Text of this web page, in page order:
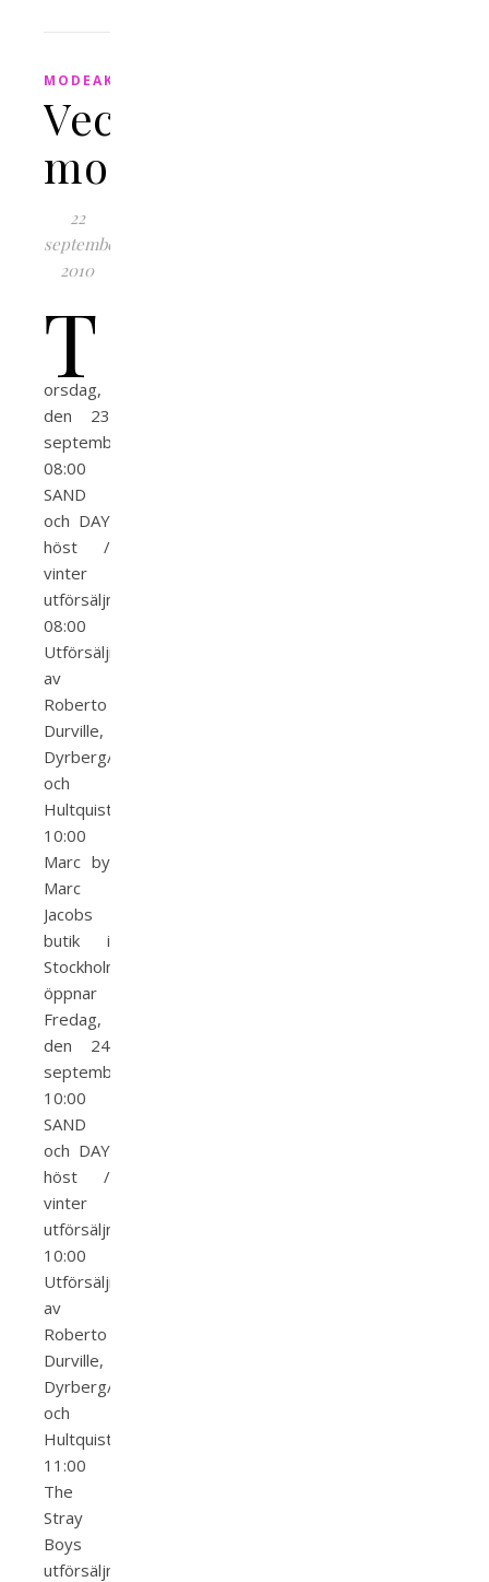
MODEAKTIVITETER
Veckans
modeaktiviteter
22
september,
2010
T
orsdag,
den 23
september
08:00
SAND
och DAY
höst /
vinter
utförsäljning
08:00
Utförsäljning
av
Roberto
Durville,
Dyrberg/Kern
och
Hultquist
10:00
Marc by
Marc
Jacobs
butik i
Stockholm
öppnar
Fredag,
den 24
september
10:00
SAND
och DAY
höst /
vinter
utförsäljning
10:00
Utförsäljning
av
Roberto
Durville,
Dyrberg/Kern
och
Hultquist
11:00
The
Stray
Boys
utförsäljning